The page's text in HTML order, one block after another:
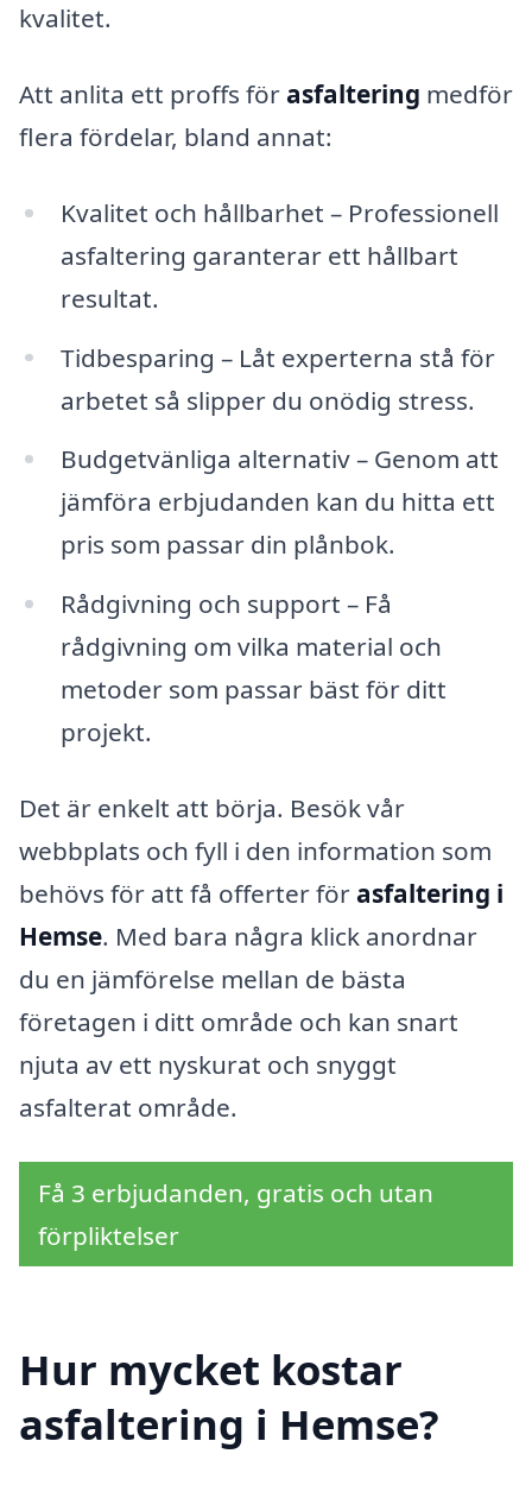
kvalitet.
Att anlita ett proffs för asfaltering medför
flera fördelar, bland annat:
Kvalitet och hållbarhet – Professionell
asfaltering garanterar ett hållbart
resultat.
Tidbesparing – Låt experterna stå för
arbetet så slipper du onödig stress.
Budgetvänliga alternativ – Genom att
jämföra erbjudanden kan du hitta ett
pris som passar din plånbok.
Rådgivning och support – Få
rådgivning om vilka material och
metoder som passar bäst för ditt
projekt.
Det är enkelt att börja. Besök vår
webbplats och fyll i den information som
behövs för att få offerter för asfaltering i
Hemse. Med bara några klick anordnar
du en jämförelse mellan de bästa
företagen i ditt område och kan snart
njuta av ett nyskurat och snyggt
asfalterat område.
Få 3 erbjudanden, gratis och utan
förpliktelser
Hur mycket kostar
asfaltering i Hemse?